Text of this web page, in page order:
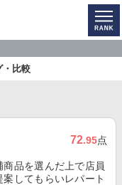
・比較
72.95点
品を選んだ上で店員
してもらいレパート